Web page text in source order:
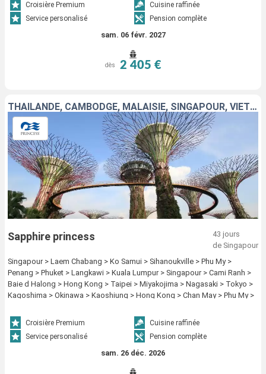
Croisière Premium
Cuisine raffinée
Service personalisé
Pension complète
sam. 06 févr. 2027
dès 2 405 €
THAÏLANDE, CAMBODGE, MALAISIE, SINGAPOUR, VIETNAM, JAPON, TAÏWAN, CHINE
Sapphire princess
43 jours
de Singapour
Singapour > Laem Chabang > Ko Samui > Sihanoukville > Phu My >
Penang > Phuket > Langkawi > Kuala Lumpur > Singapour > Cami Ranh >
Baie d Halong > Hong Kong > Taipei > Miyakojima > Nagasaki > Tokyo >
Kagoshima > Okinawa > Kaoshiung > Hong Kong > Chan May > Phu My >
Croisière Premium
Cuisine raffinée
Service personalisé
Pension complète
sam. 26 déc. 2026